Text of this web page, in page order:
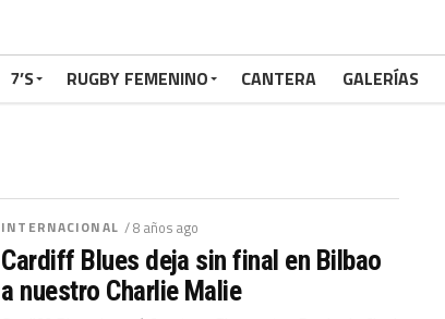
7’S RUGBY FEMENINO CANTERA GALERÍAS
INTERNACIONAL / 8 años ago
Cardiff Blues deja sin final en Bilbao
a nuestro Charlie Malie